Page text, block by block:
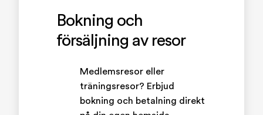
Bokning och
försäljning av resor
Medlemsresor eller
träningsresor? Erbjud
bokning och betalning direkt